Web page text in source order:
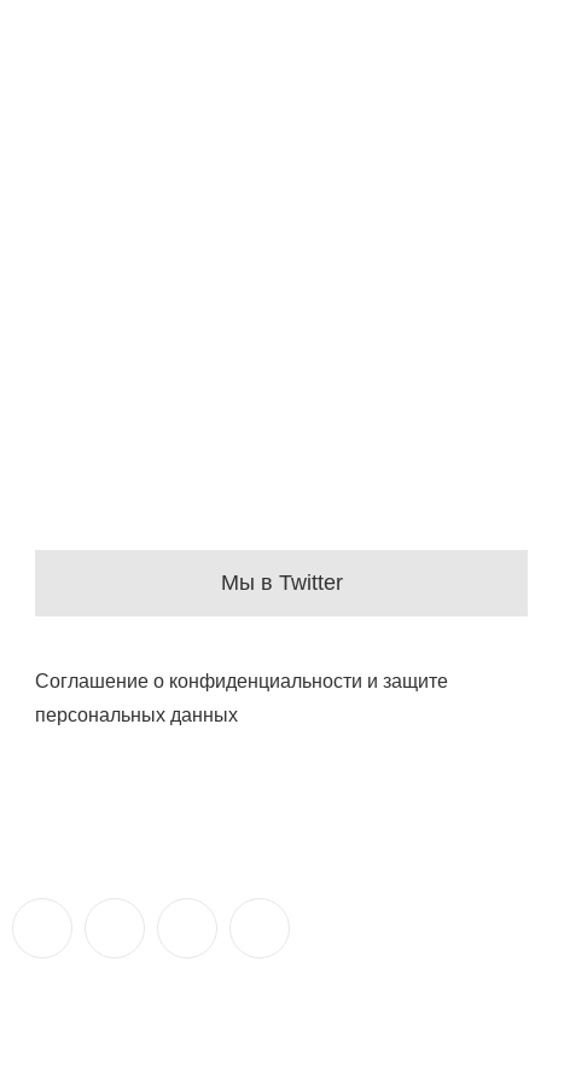
Мы в Twitter
Соглашение о конфиденциальности и защите
персональных данных